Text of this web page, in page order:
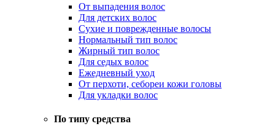
От выпадения волос
Для детских волос
Сухие и поврежденные волосы
Нормальный тип волос
Жирный тип волос
Для седых волос
Ежедневный уход
От перхоти, себореи кожи головы
Для укладки волос
По типу средства